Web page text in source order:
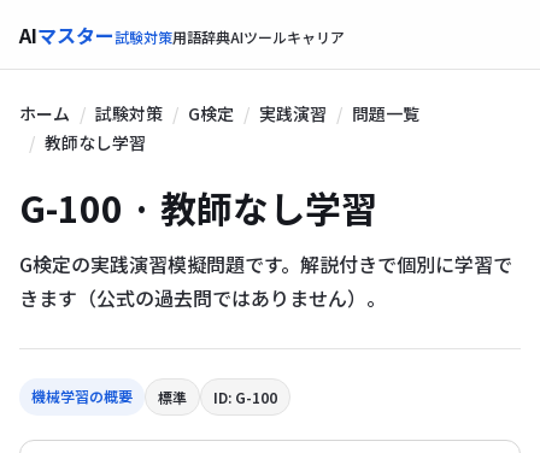
AIマスター試験対策用語辞典AIツールキャリア
ホーム 試験対策 G検定 実践演習
問題一覧
教師なし学習
G-100 · 教師なし学習
G検定の実践演習模擬問題です。解説付きで個別に学習で
きます（公式の過去問ではありません）。
機械学習の概要 標準 ID: G-100